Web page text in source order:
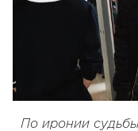
По иронии